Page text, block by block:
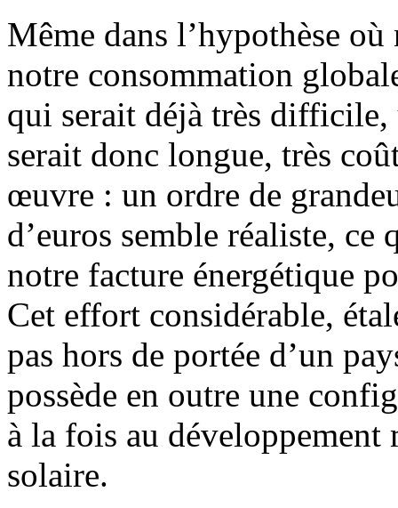
Même dans l’hypothèse
notre consommation
qui serait déjà très
serait donc longue, très
œuvre : un ordre de
d’euros semble réaliste,
notre facture énergétique
Cet effort considérable,
pas hors de portée d’un
possède en outre une
à la fois au développement
solaire.